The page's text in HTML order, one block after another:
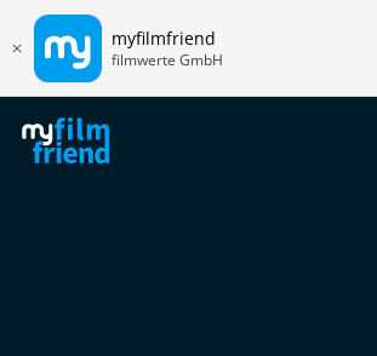
myfilmfriend
filmwerte GmbH